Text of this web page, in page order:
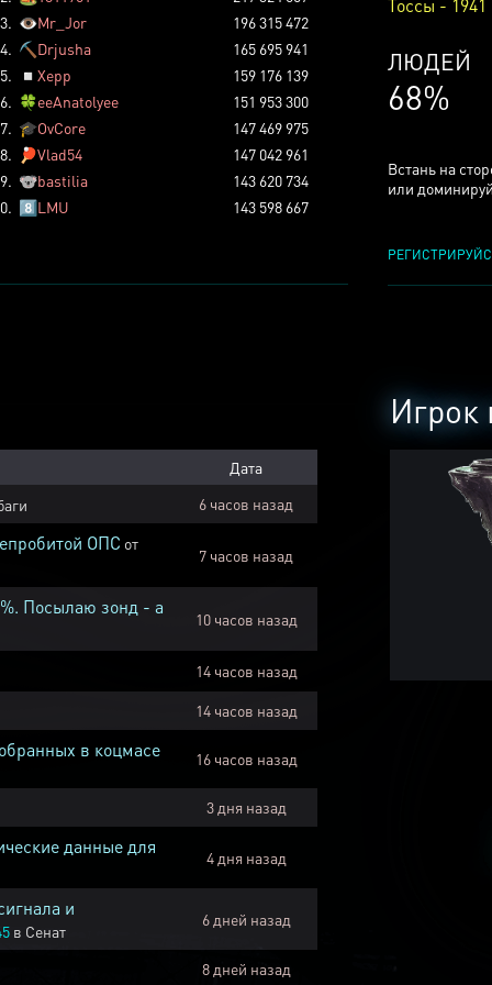
Тоссы - 1941
25%
Встань на
или
3. 👁️Mr_Jor
196 315 472
4. ⛏️ Drjusha
165 695 941
5.
◽ Xepp
159 176 139
6. 🍀eeAnatolyee
151 953 300
7. 🎓OvCore
147 469 975
8.
🏓Vlad54
147 042 961
9. 🐨bastilia
143 620 734
8️⃣LMU 143 598 667
Игрок
Дата
6 часов назад
ОПС от
7 часов назад
Посылаю зонд - а
10 часов назад
14 часов назад
14 часов назад
в коцмасе 16 часов назад
3 дня назад
данные для 4 дня назад
и
в Сенат
6 дней назад
8 дней назад